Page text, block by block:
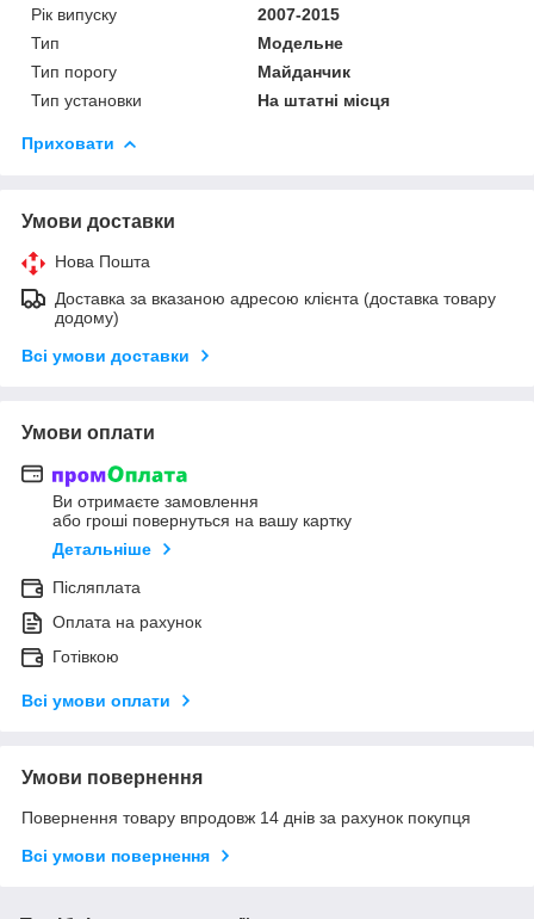
Рік випуску
2007-2015
Тип
Модельне
Тип порогу
Майданчик
Тип установки
На штатні місця
Приховати
Умови доставки
Нова Пошта
Доставка за вказаною адресою клієнта (доставка товару
додому)
Всі умови доставки
Умови оплати
Ви отримаєте замовлення
або гроші повернуться на вашу картку
Детальніше
Післяплата
Оплата на рахунок
Готівкою
Всі умови оплати
Умови повернення
Повернення товару впродовж 14 днів за рахунок покупця
Всі умови повернення